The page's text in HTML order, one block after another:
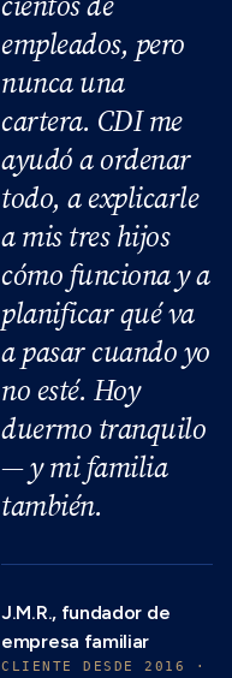
empleados, pero
nunca una
cartera. CDI me
ayudó a ordenar
todo, a explicarle
a mis tres hijos
cómo funciona y a
planificar qué va
a pasar cuando yo
no esté. Hoy
duermo tranquilo
— y mi familia
también.
J.M.R., fundador de
empresa familiar
CLIENTE DESDE 2016 ·